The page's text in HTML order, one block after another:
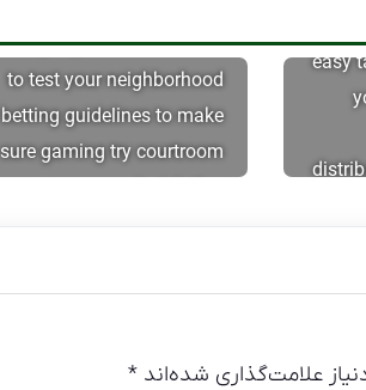
easy
We query all our members
to test your neighborhood
betting guidelines to make
sure gaming try courtroom
علامت‌گذاری شده‌اند *